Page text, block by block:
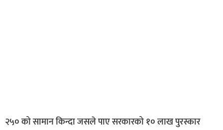
२५० को सामान किन्दा जसले पाए सरकारको १० लाख पुरस्कार